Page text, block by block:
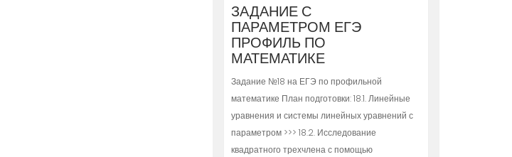
ЗАДАНИЕ С
ПАРАМЕТРОМ ЕГЭ
ПРОФИЛЬ ПО
МАТЕМАТИКЕ
Задание №18 на ЕГЭ по профильной
математике План подготовки: 18.1. Линейные
уравнения и системы линейных уравнений с
параметром >>> 18.2. Исследование
квадратного трехчлена с помощью